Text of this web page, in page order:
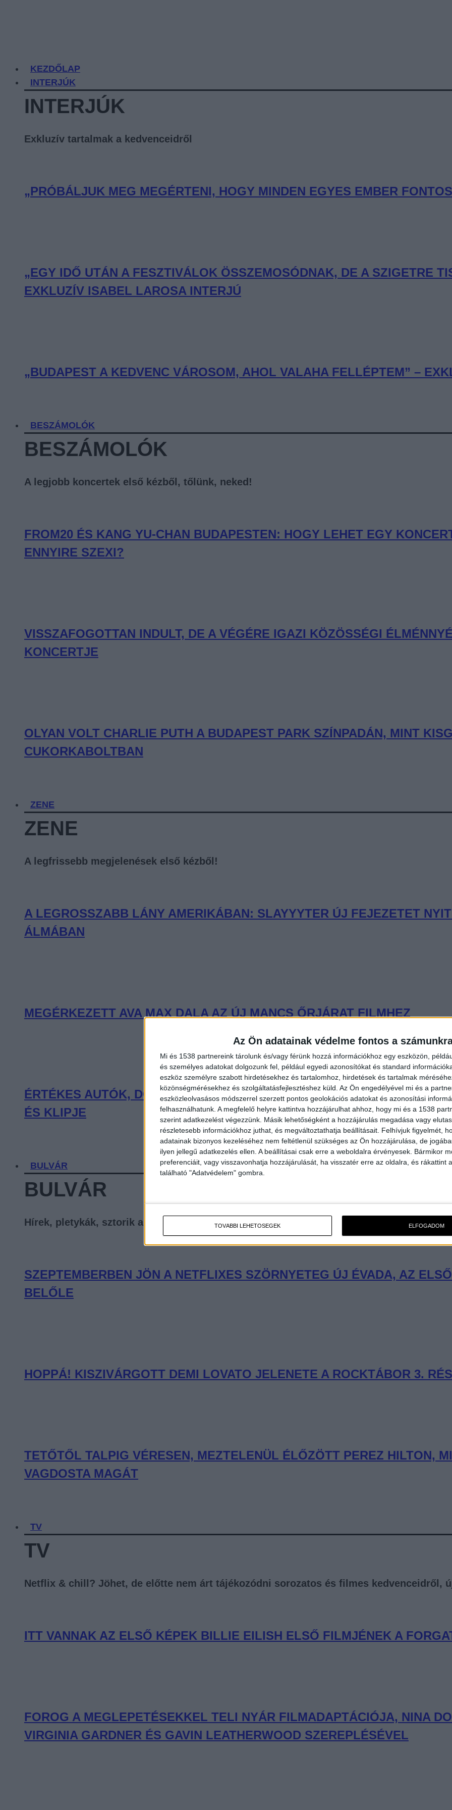
Az Ön adatainak védelme fontos a
Mi és 1538 partnereink tárolunk és/vagy férünk hozzá információkhoz egy eszközön,
és személyes adatokat dolgozunk fel, például egyedi azonosítókat és standard
eszköz személyre szabott hirdetésekhez és tartalomhoz, hirdetések és tartalmak
közönségmérésekhez és szolgáltatásfejlesztéshez küld. Az Ön engedélyével mi és a
eszközleolvasásos módszerrel szerzett pontos geolokációs adatokat és azonosítási
felhasználhatunk. A megfelelő helyre kattintva hozzájárulhat ahhoz, hogy mi és a 1538
szerint adatkezelést végezzünk. Másik lehetőségként a hozzájárulás megadása vagy
részletesebb információkhoz juthat, és megváltoztathatja beállításait. Felhívjuk figyelmét,
adatainak bizonyos kezeléséhez nem feltétlenül szükséges az Ön hozzájárulása, de
ilyen jellegű adatkezelés ellen. A beállításai csak erre a weboldalra érvényesek. Bármikor
preferenciáit, vagy visszavonhatja hozzájárulását, ha visszatér erre az oldalra, és rákattint
található "Adatvédelem" gombra.
TOVÁBBI LEHETŐSÉGEK ELFOGADOM
KEZDŐLAP
INTERJÚK
INTERJÚK
Exkluzív tartalmak a kedvenceidről
„PRÓBÁLJUK MEG MEGÉRTENI, HOGY MINDEN EGYES EMBER
„EGY IDŐ UTÁN A FESZTIVÁLOK ÖSSZEMOSÓDNAK, DE A SZIGETRE
EXKLUZÍV ISABEL LAROSA INTERJÚ
„BUDAPEST A KEDVENC VÁROSOM, AHOL VALAHA FELLÉPTEM” –
BESZÁMOLÓK
BESZÁMOLÓK
A legjobb koncertek első kézből, tőlünk, neked!
FROM20 ÉS KANG YU-CHAN BUDAPESTEN: HOGY LEHET EGY
ENNYIRE SZEXI?
VISSZAFOGOTTAN INDULT, DE A VÉGÉRE IGAZI KÖZÖSSÉGI
KONCERTJE
OLYAN VOLT CHARLIE PUTH A BUDAPEST PARK SZÍNPADÁN, MINT
CUKORKABOLTBAN
ZENE
ZENE
A legfrissebb megjelenések első kézből!
A LEGROSSZABB LÁNY AMERIKÁBAN: SLAYYYTER ÚJ FEJEZETET
ÁLMÁBAN
MEGÉRKEZETT AVA MAX DALA AZ ÚJ MANCS ŐRJÁRAT FILMHEZ
ÉRTÉKES AUTÓK, DÖGÖS MOZDULATOK ÉS FLUOR TOMI – DEBÜTÁL
ÉS KLIPJE
BULVÁR
BULVÁR
Hírek, pletykák, sztorik a celebvilágból
SZEPTEMBERBEN JÖN A NETFLIXES SZÖRNYETEG ÚJ ÉVADA, AZ
BELŐLE
HOPPÁ! KISZIVÁRGOTT DEMI LOVATO JELENETE A ROCKTÁBOR 3.
TETŐTŐL TALPIG VÉRESEN, MEZTELENÜL ÉLŐZÖTT PEREZ HILTON,
VAGDOSTA MAGÁT
TV
TV
Netflix & chill? Jöhet, de előtte nem árt tájékozódni sorozatos és filmes kedvenceidről,
ITT VANNAK AZ ELSŐ KÉPEK BILLIE EILISH ELSŐ FILMJÉNEK A
FOROG A MEGLEPETÉSEKKEL TELI NYÁR FILMADAPTÁCIÓJA, NINA
VIRGINIA GARDNER ÉS GAVIN LEATHERWOOD SZEREPLÉSÉVEL